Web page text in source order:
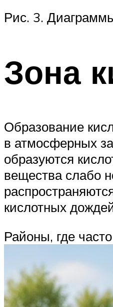
Рис. 3.
Зона
Образование
в атмосферных
образуются
вещества слабо
кислотных
Районы, где